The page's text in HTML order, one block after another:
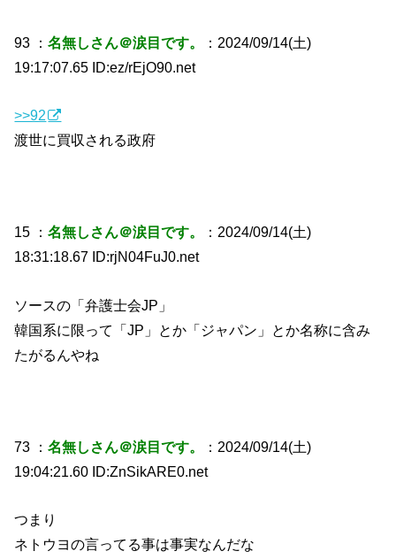
93 ：名無しさん＠涙目です。
：2024/09/14(土)
19:17:07.65 ID:ez/rEjO90.net
>>92
渡世に買収される政府
15 ：名無しさん＠涙目です。
：2024/09/14(土)
18:31:18.67 ID:rjN04FuJ0.net
ソースの「弁護士会JP」
韓国系に限って「JP」とか「ジャパン」とか名称に含み
たがるんやね
73 ：名無しさん＠涙目です。
：2024/09/14(土)
19:04:21.60 ID:ZnSikARE0.net
つまり
ネトウヨの言ってる事は事実なんだな